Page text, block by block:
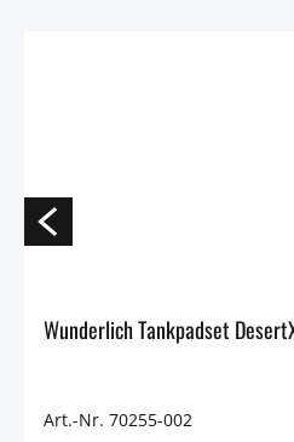
Art.-Nr. 70255-002